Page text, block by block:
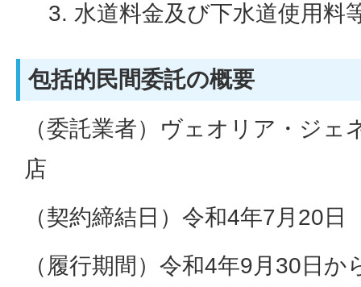
水道料金及び下水道使用料
包括的民間委託の概要
（委託業者）ヴェオリア・ジェ
店
（契約締結日）令和4年7月20日
（履行期間）令和4年9月30日